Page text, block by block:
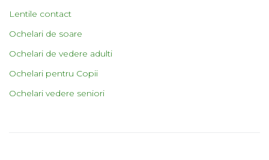
Lentile contact
Ochelari de soare
Ochelari de vedere adulti
Ochelari pentru Copii
Ochelari vedere seniori